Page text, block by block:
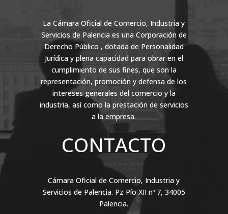
La Cámara Oficial de Comercio, Industria y
Servicios de Palencia es una Corporación de
Derecho Público , dotada de Personalidad
Jurídica y plena capacidad para obrar en el
cumplimiento de sus fines, que son la
representación, promoción y defensa de los
intereses generales del comercio y la
industria, así como la prestación de servicios
a la empresa.
CONTACTO
Cámara Oficial de Comercio, Industria y
Servicios de Palencia. Pz Pío XII nº 7, 34005
Palencia.